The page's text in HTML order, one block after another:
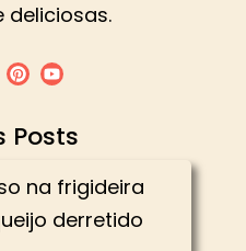
deliciosas.
Posts